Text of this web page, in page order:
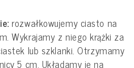
rozwałkowujemy ciasto na
Wykrajamy z niego krążki za
lub szklanki. Otrzymamy
5 cm. Układamy je na